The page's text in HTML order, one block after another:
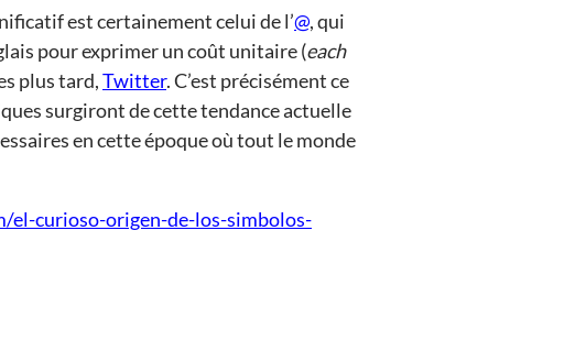
est certainement celui de l’@, qui
pour exprimer un coût unitaire (each
plus tard,Twitter. C’est précisément ce
surgiront de cette tendance actuelle
en cette époque où tout le monde
curioso-origen-de-los-simbolos-